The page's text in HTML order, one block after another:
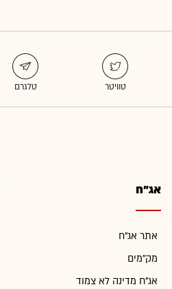
אג"ח
אתר אג"ח
מק"מים
אג"ח מדינה לא צמוד